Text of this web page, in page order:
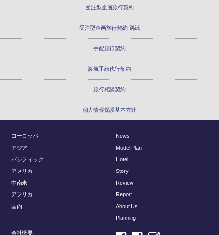
受注型企画旅行契約
受注型企画旅行契約 別紙
手配旅行契約
渡航手続代行契約
旅行相談契約
個人情報保護基本方針
ヨーロッパ
アジア
パシフィック
アメリカ
中南米
アフリカ
国内
News
Model Plan
Hotel
Story
Review
Report
About Us
Planning
会社概要